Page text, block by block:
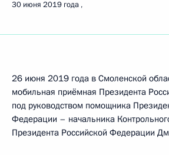
30 июня 2019 года
26 июня 2019 года в Смоленской
мобильная приёмная Президента
под руководством помощника
Федерации – начальника
Президента Российской Федерации